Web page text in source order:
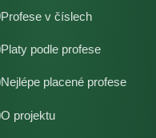
Profese v číslech
Platy podle profese
Nejlépe placené profese
O projektu